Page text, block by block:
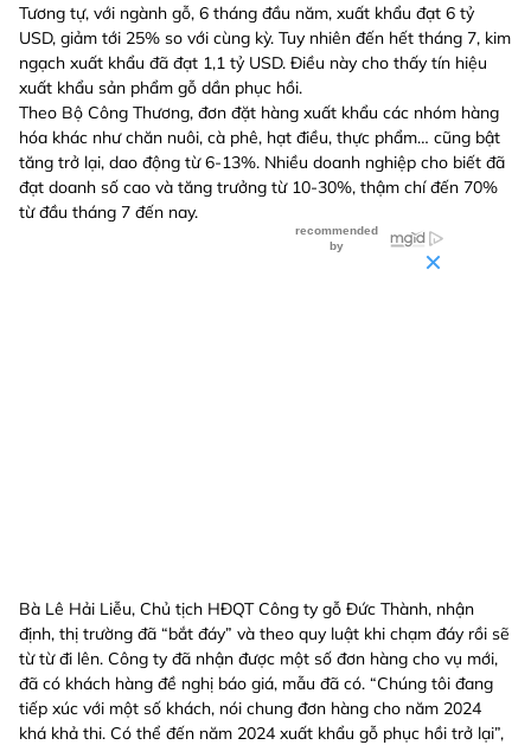
Tương tự, với ngành gỗ, 6 tháng đầu năm, xuất khẩu đạt 6 tỷ
USD, giảm tới 25% so với cùng kỳ. Tuy nhiên đến hết tháng 7, kim
ngạch xuất khẩu đã đạt 1,1 tỷ USD. Điều này cho thấy tín hiệu
xuất khẩu sản phẩm gỗ dần phục hồi.
Theo Bộ Công Thương, đơn đặt hàng xuất khẩu các nhóm hàng
hóa khác như chăn nuôi, cà phê, hạt điều, thực phẩm… cũng bật
tăng trở lại, dao động từ 6-13%. Nhiều doanh nghiệp cho biết đã
đạt doanh số cao và tăng trưởng từ 10-30%, thậm chí đến 70%
từ đầu tháng 7 đến nay.
Bà Lê Hải Liễu, Chủ tịch HĐQT Công ty gỗ Đức Thành, nhận
định, thị trường đã “bắt đáy” và theo quy luật khi chạm đáy rồi sẽ
từ từ đi lên. Công ty đã nhận được một số đơn hàng cho vụ mới,
đã có khách hàng đề nghị báo giá, mẫu đã có. “Chúng tôi đang
tiếp xúc với một số khách, nói chung đơn hàng cho năm 2024
khá khả thi. Có thể đến năm 2024 xuất khẩu gỗ phục hồi trở lại”,